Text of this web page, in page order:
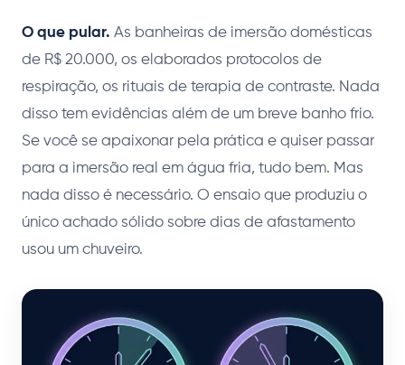
O que pular. As banheiras de imersão domésticas
de R$ 20.000, os elaborados protocolos de
respiração, os rituais de terapia de contraste. Nada
disso tem evidências além de um breve banho frio.
Se você se apaixonar pela prática e quiser passar
para a imersão real em água fria, tudo bem. Mas
nada disso é necessário. O ensaio que produziu o
único achado sólido sobre dias de afastamento
usou um chuveiro.